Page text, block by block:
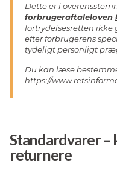
Dette er i
forbrugeraftaleloven
fortrydelsesretten ikke
efter forbrugerens
tydeligt personligt
Du kan læse
https://
Standardvarer –
returnere